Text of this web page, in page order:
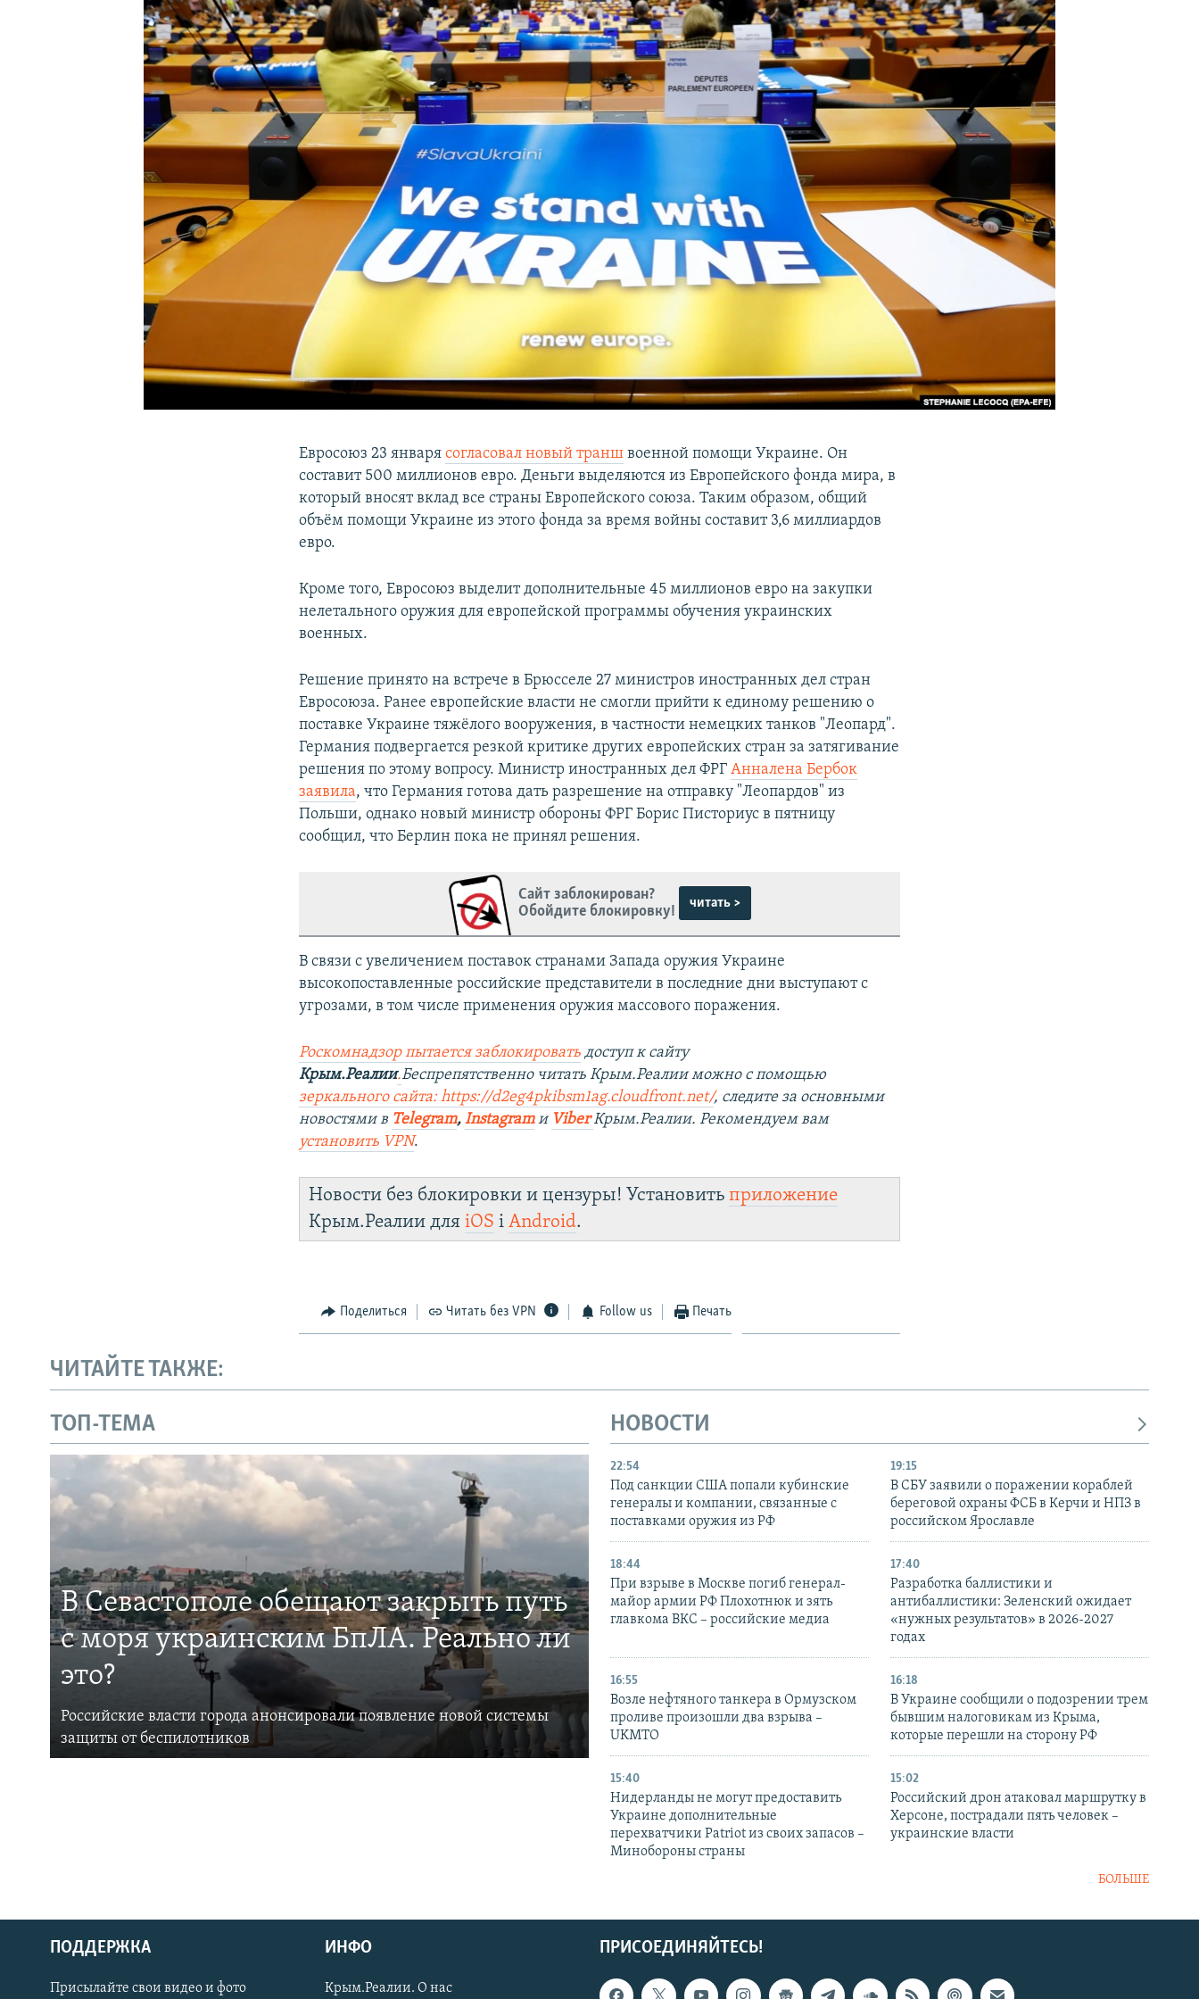
КРЫМ.НЕПОКОРЕННЫЙ
УКРАИНСКАЯ ПРОБЛЕМА КРЫМА
Українською
Евросоюз 23 январясогласовал новый транш военной помощи Украине. Он
составит 500 миллионов евро. Деньги выделяются из Европейского фонда мира, в
который вносят вклад все страны Европейского союза. Таким образом, общий
объём помощи Украине из этого фонда за время войны составит 3,6 миллиардов
евро.
Кроме того, Евросоюз выделит дополнительные 45 миллионов евро на закупки
нелетального оружия для европейской программы обучения украинских
военных.
Решение принято на встрече в Брюсселе 27 министров иностранных дел стран
Евросоюза. Ранее европейские власти не смогли прийти к единому решению о
поставке Украине тяжёлого вооружения, в частности немецких танков "Леопард".
Германия подвергается резкой критике других европейских стран за затягивание
решения по этому вопросу. Министр иностранных дел ФРГАнналена Бербок
заявила, что Германия готова дать разрешение на отправку "Леопардов" из
Польши, однако новый министр обороны ФРГ Борис Писториус в пятницу
сообщил, что Берлин пока не принял решения.
Сайт заблокирован?
Обойдите блокировку!
читать >
В связи с увеличением поставок странами Запада оружия Украине
высокопоставленные российские представители в последние дни выступают с
угрозами, в том числе применения оружия массового поражения.
Роскомнадзор пытается заблокировать доступ к сайту
Крым.Реалии.Беспрепятственно читать Крым.Реалии можно с помощью
зеркального сайта: https://d2eg4pkibsm1ag.cloudfront.net/, следите за основными
новостями в Telegram,Instagramи ViberКрым.Реалии. Рекомендуем вам
установить VPN.
Новости без блокировки и цензуры! Установитьприложение
Крым.Реалии дляiOS іAndroid.
Поделиться Читать без VPN Follow us Печать
ЧИТАЙТЕ ТАКЖЕ:
ТОП-ТЕМА
В Севастополе обещают закрыть путь
с моря украинским БпЛА. Реально ли
это?
Российские власти города анонсировали появление новой системы
защиты от беспилотников
НОВОСТИ
22:54
Под санкции США попали кубинские
генералы и компании, связанные с
поставками оружия из РФ
19:15
В СБУ заявили о поражении кораблей
береговой охраны ФСБ в Керчи и НПЗ в
российском Ярославле
18:44
При взрыве в Москве погиб генерал-
майор армии РФ Плохотнюк и зять
главкома ВКС – российские медиа
17:40
Разработка баллистики и
антибаллистики: Зеленский ожидает
«нужных результатов» в 2026-2027
годах
16:55
Возле нефтяного танкера в Ормузском
проливе произошли два взрыва –
UKMTO
16:18
В Украине сообщили о подозрении трем
бывшим налоговикам из Крыма,
которые перешли на сторону РФ
15:40
Нидерланды не могут предоставить
Украине дополнительные
перехватчики Patriot из своих запасов –
Минобороны страны
15:02
Российский дрон атаковал маршрутку в
Херсоне, пострадали пять человек –
украинские власти
БОЛЬШЕ
ПРИСОЕДИНЯЙТЕСЬ!
ПОДДЕРЖКА
Присылайте свои видео и фото
ИНФО
Крым.Реалии. О нас